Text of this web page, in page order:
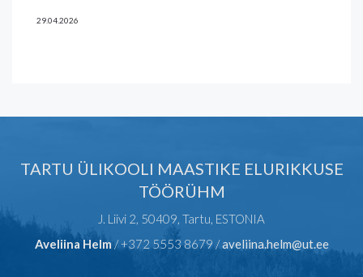
29.04.2026
TARTU ÜLIKOOLI MAASTIKE ELURIKKUSE
TÖÖRÜHM
J. Liivi 2, 50409, Tartu, ESTONIA
Aveliina Helm/ +372 5553 8679 /aveliina.helm@ut.ee